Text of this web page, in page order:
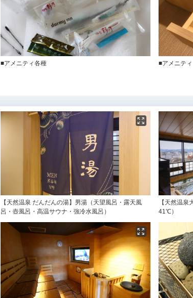
■アメニティ各種 ■アメニテ
【天然温泉 だんだんの湯】男湯（天望風呂・露天風
呂・壺風呂・高温サウナ・強冷水風呂）
【天然温
41℃）